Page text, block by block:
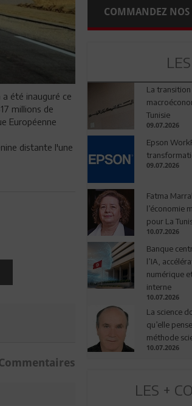
été inauguré ce
millions de
Européenne
distante l'une
COMMANDEZ
La
Tunisie
09.07.2026
Epson
09.07.2026
Fatma
l’économie
pour La
10.07.2026
Banque
l’IA,
numérique
interne
10.07.2026
La science
qu’elle
méthode
10.07.2026
LES +